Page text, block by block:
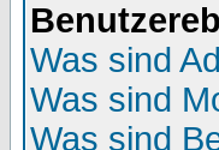
Was sind
Was sind
Was sind